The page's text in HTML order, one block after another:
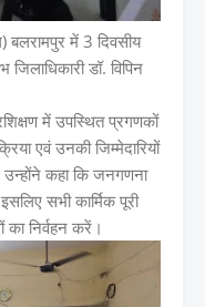
में 3 दिवसीय
डॉ. विपिन
में उपस्थित प्रगणकों
एवं उनकी जिम्मेदारियों
कहा कि जनगणना
सभी कार्मिक पूरी
का निर्वहन करें।